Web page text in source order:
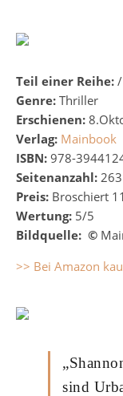
Teil einer Reihe: /
Genre: Thriller
Erschienen:
Verlag: Mainbook
ISBN: 978-
Seitenanzahl: 263
Preis: Broschiert
Wertung: 5/5
Bildquelle: ©
>> Bei Amazon
sind